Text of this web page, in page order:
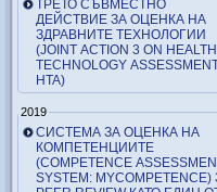
ТРЕТО СЪВМЕСТНО
ДЕЙСТВИЕ ЗА ОЦЕНКА НА
ЗДРАВНИТЕ ТЕХНОЛОГИИ
(JOINT ACTION 3 ON HEALTH
TECHNOLOGY
HTA)
2019
СИСТЕМА ЗА ОЦЕНКА НА
КОМПЕТЕНЦИИТЕ
(COMPETENCE
SYSTEM: MYCOMPETENCE)